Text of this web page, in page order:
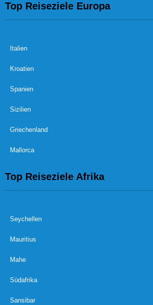
Top Reiseziele Europa
Italien
Kroatien
Spanien
Sizilien
Griechenland
Mallorca
Top Reiseziele Afrika
Seychellen
Mauritius
Mahe
Südafrika
Sansibar